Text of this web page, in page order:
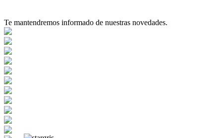
Te mantendremos informado de nuestras novedades.